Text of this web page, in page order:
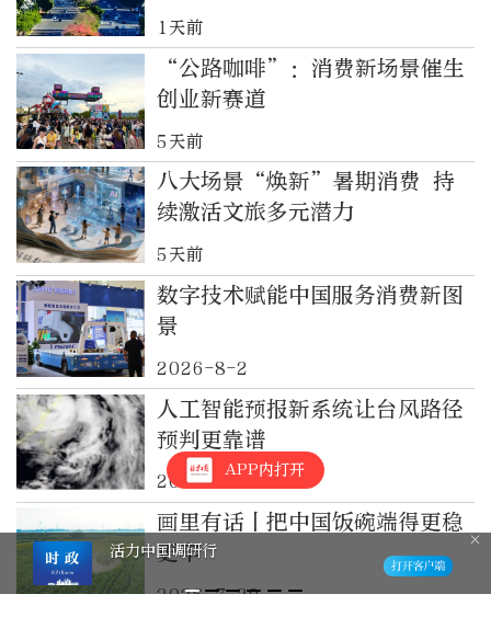
1天前
“公路咖啡”：消费新场景催生
创业新赛道
5天前
八大场景“焕新”暑期消费 持
续激活文旅多元潜力
5天前
数字技术赋能中国服务消费新图
景
2026-8-2
人工智能预报新系统让台风路径
预判更靠谱
2026-7-31
画里有话丨把中国饭碗端得更稳
更牢
2026-7-29
APP内打开
活力中国调研行